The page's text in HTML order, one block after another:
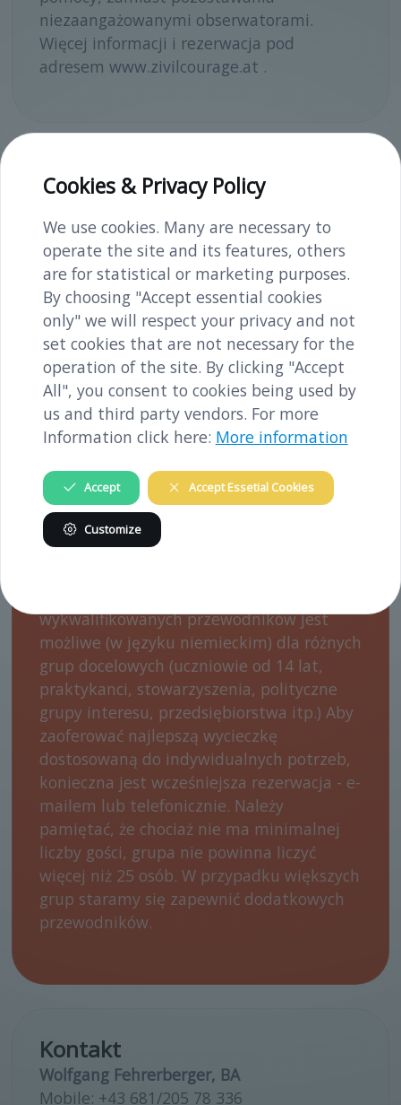
niezaangażowanymi obserwatorami.
Więcej informacji i rezerwacja pod
adresem www.zivilcourage.at .
Dostęp i parking
pociągiem z Wiednia lub Linzu. Z dworca
kolejowego w Melk można dojść do
pomnika obozu koncentracyjnego w 12-15
minut. Wzdłuż ulicy Dorfnerstraße oraz
Schießstattweg znajduje się kilka miejsc
parkingowych.
WIZYTY Z
PRZEWODNIKIEM
wykwalifikowanych przewodników jest
możliwe (w języku niemieckim) dla różnych
grup docelowych (uczniowie od 14 lat,
praktykanci, stowarzyszenia, polityczne
grupy interesu, przedsiębiorstwa itp.) Aby
zaoferować najlepszą wycieczkę
dostosowaną do indywidualnych potrzeb,
konieczna jest wcześniejsza rezerwacja - e-
mailem lub telefonicznie. Należy
pamiętać, że chociaż nie ma minimalnej
liczby gości, grupa nie powinna liczyć
więcej niż 25 osób. W przypadku większych
grup staramy się zapewnić dodatkowych
przewodników.
Kontakt
Wolfgang Fehrerberger, BA
Mobile: +43 681/205 78 336
Cookies & Privacy Policy
We use cookies. Many are necessary to
operate the site and its features, others
are for statistical or marketing purposes.
By choosing "Accept essential cookies
only" we will respect your privacy and not
set cookies that are not necessary for the
operation of the site. By clicking "Accept
All", you consent to cookies being used by
us and third party vendors. For more
Information click here: More information
Accept Accept Essetial Cookies
Customize